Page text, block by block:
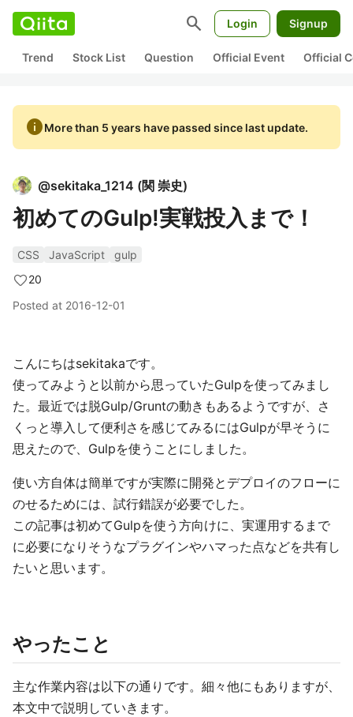
search Login Signup
Trend Stock List Question Official Event Official
infoMore than 5 years have passed since last update.
@sekitaka_1214 (関 崇史)
初めてのGulp!実戦投入まで！
CSS JavaScript
gulp
20
Posted at 2016-12-01
こんにちはsekitakaです。
使ってみようと以前から思っていたGulpを使ってみまし
た。最近では脱Gulp/Gruntの動きもあるようですが、さ
くっと導入して便利さを感じてみるにはGulpが早そうに
思えたので、Gulpを使うことにしました。
使い方自体は簡単ですが実際に開発とデプロイのフローに
のせるためには、試行錯誤が必要でした。
この記事は初めてGulpを使う方向けに、実運用するまで
に必要になりそうなプラグインやハマった点などを共有し
たいと思います。
やったこと
主な作業内容は以下の通りです。細々他にもありますが、
本文中で説明していきます。